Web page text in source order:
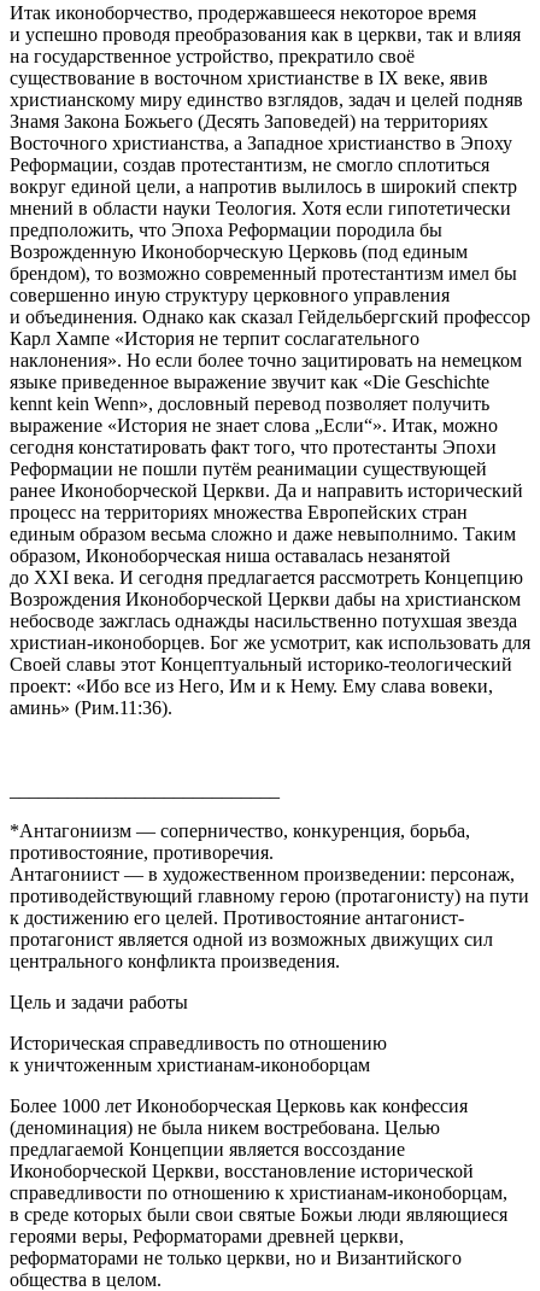
Итак иконоборчество, продержавшееся некоторое время
и успешно проводя преобразования как в церкви, так и влияя
на государственное устройство, прекратило своё
существование в восточном христианстве в IX веке, явив
христианскому миру единство взглядов, задач и целей подняв
Знамя Закона Божьего (Десять Заповедей) на территориях
Восточного христианства, а Западное христианство в Эпоху
Реформации, создав протестантизм, не смогло сплотиться
вокруг единой цели, а напротив вылилось в широкий спектр
мнений в области науки Теология. Хотя если гипотетически
предположить, что Эпоха Реформации породила бы
Возрожденную Иконоборческую Церковь (под единым
брендом), то возможно современный протестантизм имел бы
совершенно иную структуру церковного управления
и объединения. Однако как сказал Гейдельбергский профессор
Карл Хампе «История не терпит сослагательного
наклонения». Но если более точно зацитировать на немецком
языке приведенное выражение звучит как «Die Geschichte
kennt kein Wenn», дословный перевод позволяет получить
выражение «История не знает слова „Если“». Итак, можно
сегодня констатировать факт того, что протестанты Эпохи
Реформации не пошли путём реанимации существующей
ранее Иконоборческой Церкви. Да и направить исторический
процесс на территориях множества Европейских стран
единым образом весьма сложно и даже невыполнимо. Таким
образом, Иконоборческая ниша оставалась незанятой
до XXI века. И сегодня предлагается рассмотреть Концепцию
Возрождения Иконоборческой Церкви дабы на христианском
небосводе зажглась однажды насильственно потухшая звезда
христиан-иконоборцев. Бог же усмотрит, как использовать для
Своей славы этот Концептуальный историко-теологический
проект: «Ибо все из Него, Им и к Нему. Ему слава вовеки,
аминь» (Рим.11:36).
*Антагониизм — соперничество, конкуренция, борьба,
противостояние, противоречия.
Антагониист — в художественном произведении: персонаж,
противодействующий главному герою (протагонисту) на пути
к достижению его целей. Противостояние антагонист-
протагонист является одной из возможных движущих сил
центрального конфликта произведения.
Цель и задачи работы
Историческая справедливость по отношению
к уничтоженным христианам-иконоборцам
Более 1000 лет Иконоборческая Церковь как конфессия
(деноминация) не была никем востребована. Целью
предлагаемой Концепции является воссоздание
Иконоборческой Церкви, восстановление исторической
справедливости по отношению к христианам-иконоборцам,
в среде которых были свои святые Божьи люди являющиеся
героями веры, Реформаторами древней церкви,
реформаторами не только церкви, но и Византийского
общества в целом.